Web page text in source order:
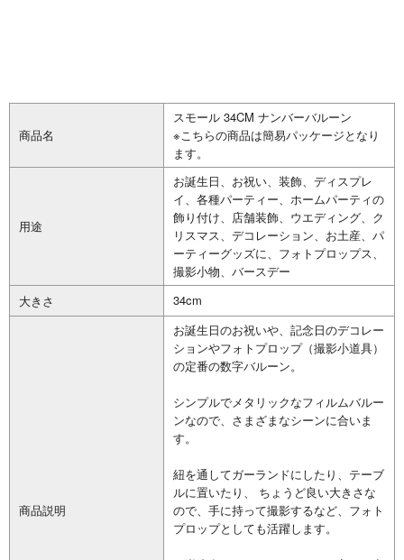
商品名
スモール 34CM ナンバーバルーン
※こちらの商品は簡易パッケージとなり
ます。
用途
お誕生日、お祝い、装飾、ディスプレ
イ、各種パーティー、ホームパーティの
飾り付け、店舗装飾、ウエディング、ク
リスマス、デコレーション、お土産、パ
ーティーグッズに、フォトプロップス、
撮影小物、バースデー
大きさ
34cm
商品説明
お誕生日のお祝いや、記念日のデコレー
ションやフォトプロップ（撮影小道具）
の定番の数字バルーン。
シンプルでメタリックなフィルムバルー
ンなので、さまざまなシーンに合いま
す。
紐を通してガーランドにしたり、テーブ
ルに置いたり、 ちょうど良い大きさな
ので、手に持って撮影するなど、フォト
プロップとしても活躍します。